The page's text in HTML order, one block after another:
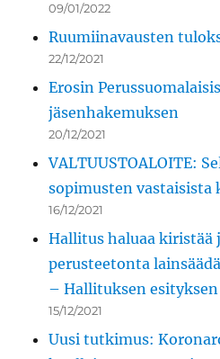
09/01/2022
Ruumiinavausten
22/12/2021
Erosin
jäsenhakemuksen
20/12/2021
VALTUUSTOALOITE:
sopimusten
16/12/2021
Hallitus haluaa kiristää
perusteetonta
– Hallituksen
15/12/2021
Uusi tutkimus: